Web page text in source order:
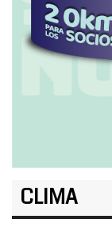
CLIMA